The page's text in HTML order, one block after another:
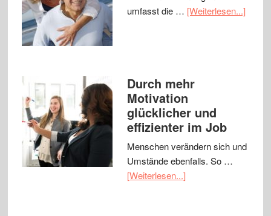
umfasst die … [Weiterlesen...]
Durch mehr
Motivation
glücklicher und
effizienter im Job
Menschen verändern sich und
Umstände ebenfalls. So …
[Weiterlesen...]